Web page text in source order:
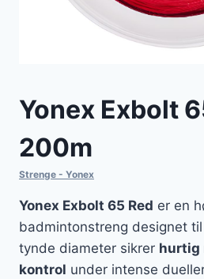
Yonex Exbolt
200m
Strenge - Yonex
Yonex Exbolt 65 Red er en
badmintonstreng designet
tynde diameter sikrer hurtig
kontrol under intense